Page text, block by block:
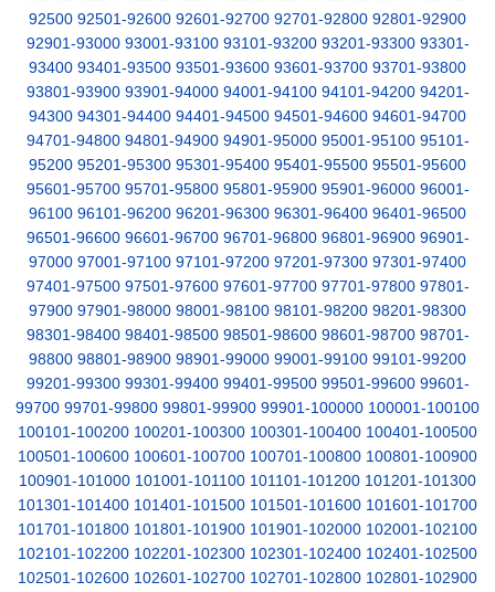
92500 92501-92600 92601-92700 92701-92800 92801-92900
92901-93000 93001-93100 93101-93200 93201-93300 93301-
93400 93401-93500 93501-93600 93601-93700 93701-93800
93801-93900 93901-94000 94001-94100 94101-94200 94201-
94300 94301-94400 94401-94500 94501-94600 94601-94700
94701-94800 94801-94900 94901-95000 95001-95100 95101-
95200 95201-95300 95301-95400 95401-95500 95501-95600
95601-95700 95701-95800 95801-95900 95901-96000 96001-
96100 96101-96200 96201-96300 96301-96400 96401-96500
96501-96600 96601-96700 96701-96800 96801-96900 96901-
97000 97001-97100 97101-97200 97201-97300 97301-97400
97401-97500 97501-97600 97601-97700 97701-97800 97801-
97900 97901-98000 98001-98100 98101-98200 98201-98300
98301-98400 98401-98500 98501-98600 98601-98700 98701-
98800 98801-98900 98901-99000 99001-99100 99101-99200
99201-99300 99301-99400 99401-99500 99501-99600 99601-
99700 99701-99800 99801-99900 99901-100000 100001-100100
100101-100200 100201-100300 100301-100400 100401-100500
100501-100600 100601-100700 100701-100800 100801-100900
100901-101000 101001-101100 101101-101200 101201-101300
101301-101400 101401-101500 101501-101600 101601-101700
101701-101800 101801-101900 101901-102000 102001-102100
102101-102200 102201-102300 102301-102400 102401-102500
102501-102600 102601-102700 102701-102800 102801-102900